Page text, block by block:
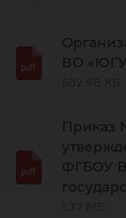
ВО
Приказ
ФГБОУ